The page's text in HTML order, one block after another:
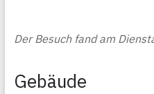
Der Besuch fand am
Gebäude